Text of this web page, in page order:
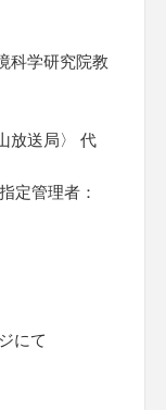
科学研究院教
放送局〉 代
定管理者：
にて